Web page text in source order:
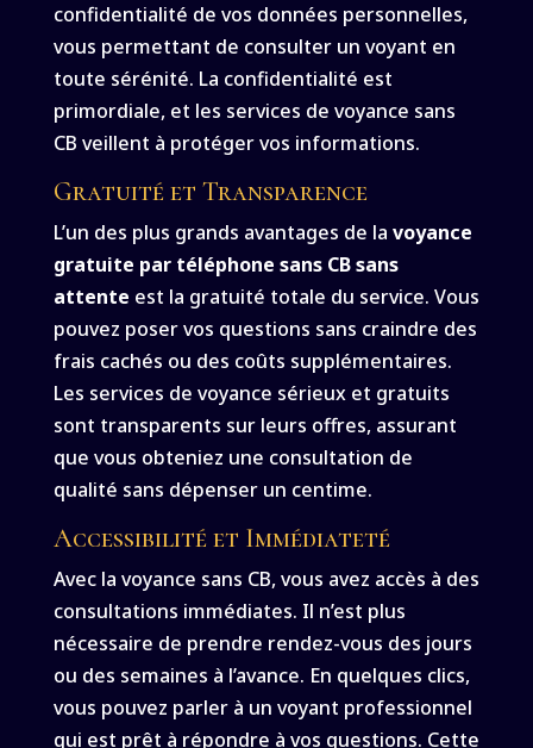
confidentialité de vos données personnelles,
vous permettant de consulter un voyant en
toute sérénité. La confidentialité est
primordiale, et les services de voyance sans
CB veillent à protéger vos informations.
Gratuité et Transparence
L’un des plus grands avantages de la voyance
gratuite par téléphone sans CB sans
attente est la gratuité totale du service. Vous
pouvez poser vos questions sans craindre des
frais cachés ou des coûts supplémentaires.
Les services de voyance sérieux et gratuits
sont transparents sur leurs offres, assurant
que vous obteniez une consultation de
qualité sans dépenser un centime.
Accessibilité et Immédiateté
Avec la voyance sans CB, vous avez accès à des
consultations immédiates. Il n’est plus
nécessaire de prendre rendez-vous des jours
ou des semaines à l’avance. En quelques clics,
vous pouvez parler à un voyant professionnel
qui est prêt à répondre à vos questions. Cette